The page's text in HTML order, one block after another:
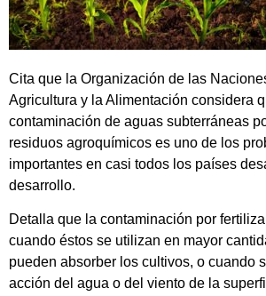
Cita que la Organización de las
Agricultura y la Alimentación considera
contaminación de aguas subterráneas
residuos agroquímicos es uno de los
importantes en casi todos los países
desarrollo.
Detalla que la contaminación por
cuando éstos se utilizan en mayor
pueden absorber los cultivos, o cuando
acción del agua o del viento de la